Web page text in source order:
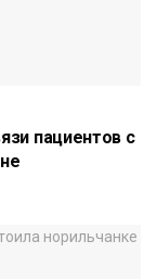
пациентов с